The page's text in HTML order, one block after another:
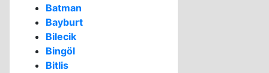
Batman
Bayburt
Bilecik
Bingöl
Bitlis